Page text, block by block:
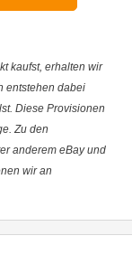
kaufst, erhalten wir
entstehen dabei
Diese Provisionen
Zu den
anderem eBay und
wir an